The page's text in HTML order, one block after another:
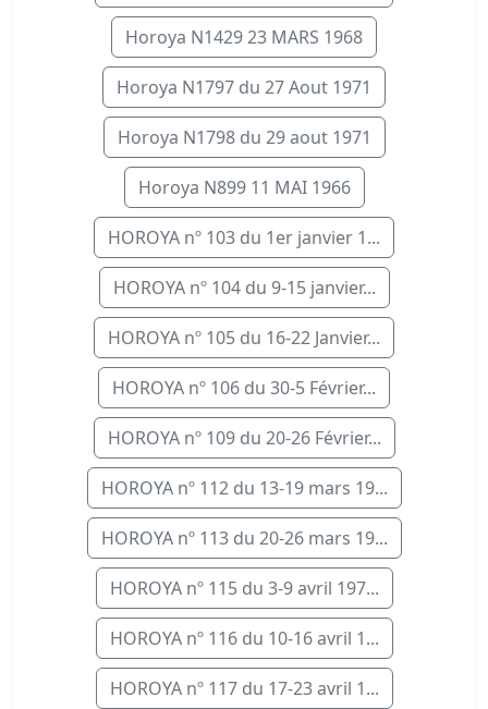
Horoya N1429 23 MARS 1968
Horoya N1797 du 27 Aout 1971
Horoya N1798 du 29 aout 1971
Horoya N899 11 MAI 1966
HOROYA nº 103 du 1er janvier 1...
HOROYA nº 104 du 9-15 janvier...
HOROYA nº 105 du 16-22 Janvier...
HOROYA nº 106 du 30-5 Février...
HOROYA nº 109 du 20-26 Février...
HOROYA nº 112 du 13-19 mars 19...
HOROYA nº 113 du 20-26 mars 19...
HOROYA nº 115 du 3-9 avril 197...
HOROYA nº 116 du 10-16 avril 1...
HOROYA nº 117 du 17-23 avril 1...